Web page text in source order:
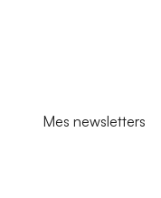
Mes newsletters